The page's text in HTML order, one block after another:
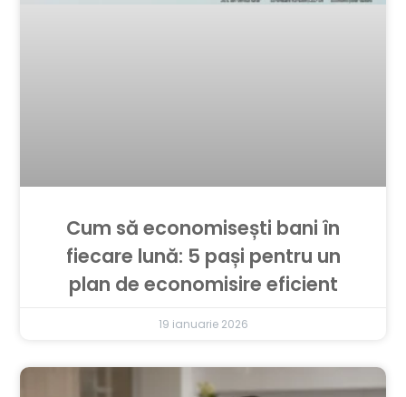
Cum să economisești bani în
fiecare lună: 5 pași pentru un
plan de economisire eficient
19 ianuarie 2026